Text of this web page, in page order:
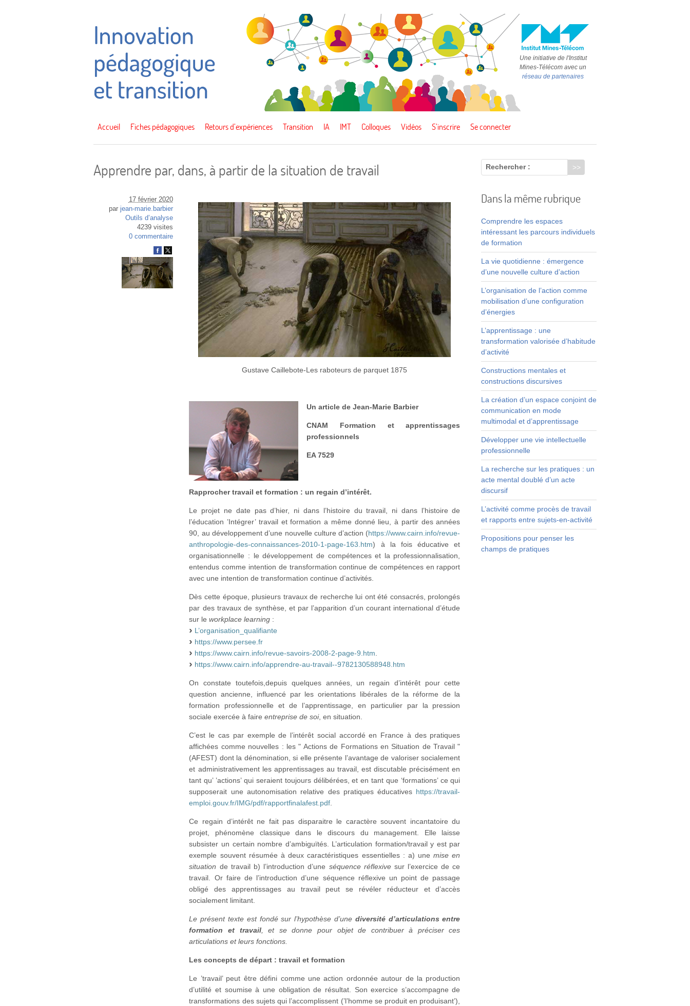
Une initiative de l'Institut
Mines-Télécom avec un
réseau de partenaires
Accueil Fiches pédagogiques Retours d’expériences Transition IA IMT Colloques Vidéos S’inscrire Se connecter
Apprendre par, dans, à partir de la situation de travail
17 février 2020
par jean-marie.barbier
Outils d’analyse
4239 visites
0 commentaire
Gustave Caillebote-Les raboteurs de parquet 1875
Un article de Jean-Marie Barbier
CNAM Formation et apprentissages
professionnels
EA 7529
Rapprocher travail et formation : un regain d’intérêt.
Le projet ne date pas d’hier, ni dans l’histoire du travail, ni dans l’histoire de
l’éducation ’Intégrer’ travail et formation a même donné lieu, à partir des années
90, au développement d’une nouvelle culture d’action (https://www.cairn.info/revue-
anthropologie-des-connaissances-2010-1-page-163.htm) à la fois éducative et
organisationnelle : le développement de compétences et la professionnalisation,
entendus comme intention de transformation continue de compétences en rapport
avec une intention de transformation continue d’activités.
Dès cette époque, plusieurs travaux de recherche lui ont été consacrés, prolongés
par des travaux de synthèse, et par l’apparition d’un courant international d’étude
sur leworkplace learning :
L’organisation_qualifiante
https://www.persee.fr
https://www.cairn.info/revue-savoirs-2008-2-page-9.htm
https://www.cairn.info/apprendre-au-travail--9782130588948.htm
On constate toutefois,depuis quelques années, un regain d’intérêt pour cette
question ancienne, influencé par les orientations libérales de la réforme de la
formation professionnelle et de l’apprentissage, en particulier par la pression
sociale exercée à faireentreprise de soi, en situation.
C’est le cas par exemple de l’intérêt social accordé en France à des pratiques
affichées comme nouvelles : les " Actions de Formations en Situation de Travail "
(AFEST) dont la dénomination, si elle présente l’avantage de valoriser socialement
et administrativement les apprentissages au travail, est discutable précisément en
tant qu’ ’actions’ qui seraient toujours délibérées, et en tant que ‘formations’ ce qui
supposerait une autonomisation relative des pratiques éducatives https://travail-
emploi.gouv.fr/IMG/pdf/rapportfinalafest.pdf
Ce regain d’intérêt ne fait pas disparaitre le caractère souvent incantatoire du
projet, phénomène classique dans le discours du management. Elle laisse
subsister un certain nombre d’ambiguïtés. L’articulation formation/travail y est par
exemple souvent résumée à deux caractéristiques essentielles : a) unemise en
situation de travail b) l’introduction d’une séquence réflexivesur l’exercice de ce
travail. Or faire de l’introduction d’une séquence réflexive un point de passage
obligé des apprentissages au travail peut se révéler réducteur et d’accès
socialement limitant.
Le présent texte est fondé sur l’hypothèse d’une diversité d’articulations entre
formation et travail, et se donne pour objet de contribuer à préciser ces
articulations et leurs fonctions.
Les concepts de départ : travail et formation
Le ’travail’ peut être défini comme une action ordonnée autour de la production
d’utilité et soumise à une obligation de résultat. Son exercice s’accompagne de
transformations des sujets qui l’accomplissent (’l’homme se produit en produisant’),
Rechercher :
Dans la même rubrique
Comprendre les espaces
intéressant les parcours individuels
de formation
La vie quotidienne : émergence
d’une nouvelle culture d’action
L’organisation de l’action comme
mobilisation d’une configuration
d’énergies
L’apprentissage : une
transformation valorisée d’habitude
d’activité
Constructions mentales et
constructions discursives
La création d’un espace conjoint de
communication en mode
multimodal et d’apprentissage
Développer une vie intellectuelle
professionnelle
La recherche sur les pratiques : un
acte mental doublé d’un acte
discursif
L’activité comme procès de travail
et rapports entre sujets-en-activité
Propositions pour penser les
champs de pratiques